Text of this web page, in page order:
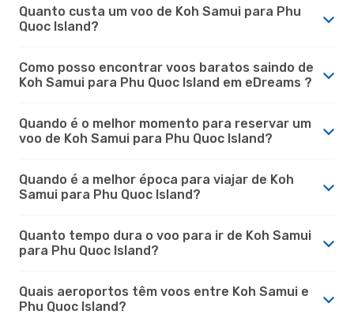
Quanto custa um voo de Koh Samui para Phu
Quoc Island?
Como posso encontrar voos baratos saindo de
Koh Samui para Phu Quoc Island em eDreams ?
Quando é o melhor momento para reservar um
voo de Koh Samui para Phu Quoc Island?
Quando é a melhor época para viajar de Koh
Samui para Phu Quoc Island?
Quanto tempo dura o voo para ir de Koh Samui
para Phu Quoc Island?
Quais aeroportos têm voos entre Koh Samui e
Phu Quoc Island?